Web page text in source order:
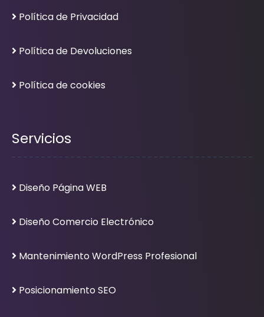
Política de Privacidad
Política de Devoluciones
Política de cookies
Servicios
Diseño Página WEB
Diseño Comercio Electrónico
Mantenimiento WordPress Profesional
Posicionamiento SEO